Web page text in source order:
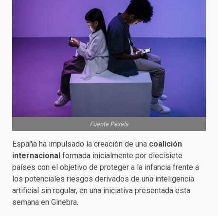
Fuente Pexels
España ha impulsado la creación de una coalición
internacional formada inicialmente por diecisiete
países con el objetivo de proteger a la infancia frente a
los potenciales riesgos derivados de una inteligencia
artificial sin regular, en una iniciativa presentada esta
semana en Ginebra.